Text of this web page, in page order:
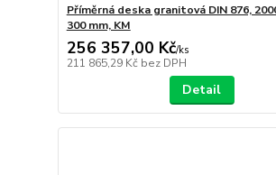
Příměrná deska granitová DIN 876,
300 mm, KM
256 357,00 Kč/ks
211 865,29 Kč bez DPH
Detail